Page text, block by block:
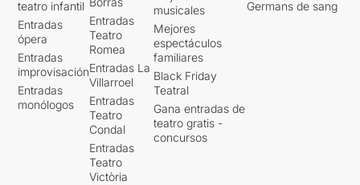
teatro infantil
Entradas
ópera
Entradas
improvisación
Entradas
monólogos
Entradas
Teatro
Romea
Entradas La
Villarroel
Entradas
Teatro
Condal
Entradas
Teatro
Victòria
musicales
Mejores
espectáculos
familiares
Black Friday
Teatral
Gana entradas de
teatro gratis -
concursos
Germans de sang